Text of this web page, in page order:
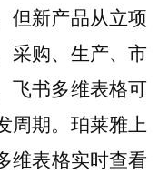
但新产品从立项
采购、生产、市
飞书多维表格可
周期。珀莱雅上
维表格实时查看